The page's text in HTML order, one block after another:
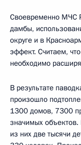
Своевременно МЧС
дамбы,
округе и в
эффект. Считаем,
необходимо
В результате
произошло
1300 домов, 7300
значимых объектов.
из них две тысячи